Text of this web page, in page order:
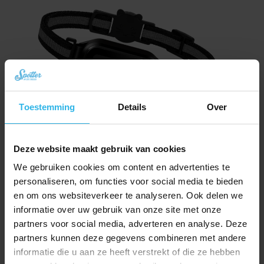
Toestemming Details Over
Deze website maakt gebruik van cookies
We gebruiken cookies om content en advertenties te
personaliseren, om functies voor social media te bieden
en om ons websiteverkeer te analyseren. Ook delen we
informatie over uw gebruik van onze site met onze
partners voor social media, adverteren en analyse. Deze
partners kunnen deze gegevens combineren met andere
informatie die u aan ze heeft verstrekt of die ze hebben
Spotter CatX – Lokalizator GPS dla Kota z Wyświetlaczem, Bez Abonamentu
(Nowość!)
376,46 Pierwotna
cena
wynosiła:
zł334,60Aktualna
cena
wynosi:
zł 334,60.